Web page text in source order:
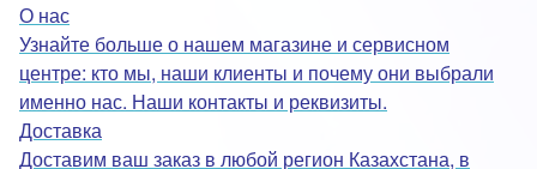
О нас
Узнайте больше о нашем магазине и сервисном
центре: кто мы, наши клиенты и почему они выбрали
именно нас. Наши контакты и реквизиты.
Доставка
Доставим ваш заказ в любой регион Казахстана, в